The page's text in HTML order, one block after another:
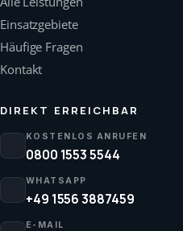
Einsatzgebiete
Häufige Fragen
Kontakt
DIREKT ERREICHBAR
KOSTENLOS ANRUFEN
0800 1553 5544
WHATSAPP
+49 1556 3887459
E-MAIL